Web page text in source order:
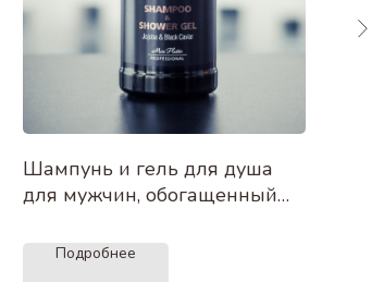
Шампунь и гель для душа
для мужчин, обогащенный
мл Подробнее